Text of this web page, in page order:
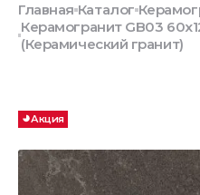
Главная Каталог
Керамогранит GB03
(Керамический гранит)
Акция